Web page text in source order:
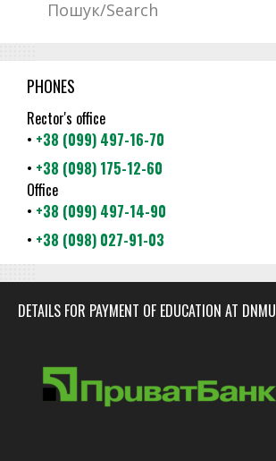
PHONES
Rector's office
• +38 (099) 497-16-70
• +38 (098) 175-12-60
Office
• +38 (099) 497-14-90
• +38 (098) 027-91-03
DETAILS FOR PAYMENT OF EDUCATION AT DNMU